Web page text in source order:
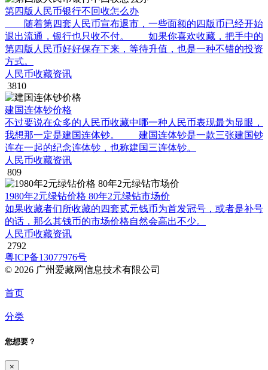
第四版人民币银行不回收怎么办
随着第四套人民币宣布退市，一些面额的四版币已经开始
退出流通，银行也只收不付。 如果你喜欢收藏，把手中的
第四版人民币好好保存下来，等待升值，也是一种不错的投资
方式。
人民币收藏资讯
3810
建国连体钞价格
不过要说在众多的人民币收藏中哪一种人民币表现最为显眼，
我想那一定是建国连体钞。 建国连体钞是一款三张建国钞
连在一起的纪念连体钞，也称建国三连体钞。
人民币收藏资讯
809
1980年2元绿钻价格 80年2元绿钻市场价
如果收藏者们所收藏的四套贰元钱币为首发冠号，或者是补号
的话，那么其钱币的市场价格自然会高出不少。
人民币收藏资讯
2792
粤ICP备13077976号
© 2026 广州爱藏网信息技术有限公司
首页
分类
您想要？
×